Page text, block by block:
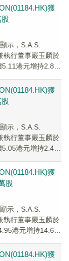
獲
股
示，S.A.S.
執行董事嚴玉麟於
港元增持2.80
獲
股
示，S.A.S.
執行董事嚴玉麟於
港元增持2.40
獲
股
示，S.A.S.
執行董事嚴玉麟於
港元增持14.60
獲